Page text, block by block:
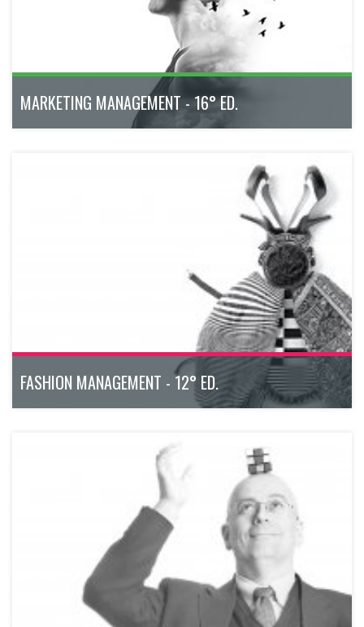
ottobre 2026 - aprile 2027 180h
Bologna
MARKETING MANAGEMENT - 16° ED.
Percorso di formazione manageriale, modulare e in formula
weekend, ideato per i professionisti che vogliono investire su
122h
Verona
FASHION MANAGEMENT - 12° ED.
Il Master Executive modulare, dal taglio pratico e operativo,
che fornisce le competenze per ricoprire i ruoli più ricercati
del fashion business.
Da marzo 2026 200h
Scopri di più